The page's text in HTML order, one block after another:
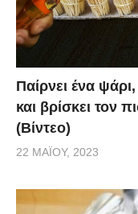
Παίρνει ένα
και βρίσκει τον
(Βίντεο)
22 ΜΑΪ́ΟΥ, 2023